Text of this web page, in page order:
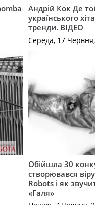
Андрій Кок Де
українського
тренди. ВІДЕО
Середа, 17
Обійшла 30
створювався
Robots і як
«Галя»